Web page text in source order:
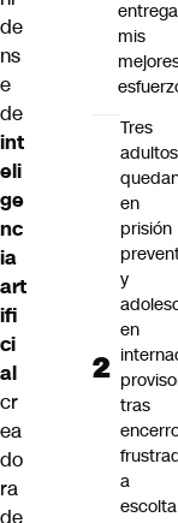
de
ns
e
de
int
eli
ge
nc
ia
art
ifi
ci
al
cr
ea
do
ra
de
mis
Tres
adultos
en
prisión
y
en
tras
a
escolta